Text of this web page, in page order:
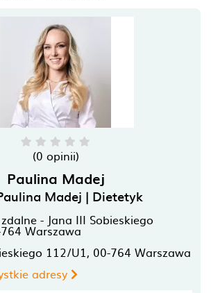
(0 opinii)
Paulina Madej
Madej | Dietetyk
- Jana III Sobieskiego
Warszawa
112/U1, 00-764 Warszawa
adresy